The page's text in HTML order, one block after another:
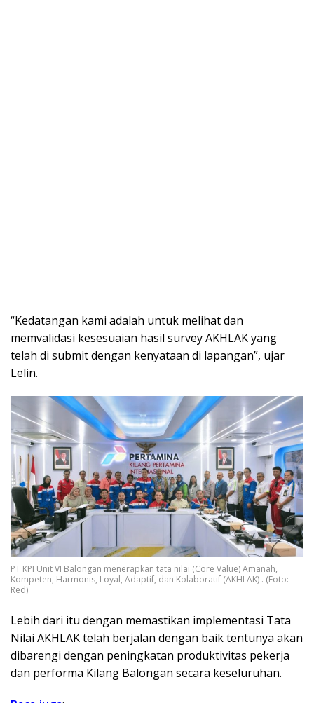
“Kedatangan kami adalah untuk melihat dan
memvalidasi kesesuaian hasil survey AKHLAK yang
telah di submit dengan kenyataan di lapangan”, ujar
Lelin.
PT KPI Unit VI Balongan menerapkan tata nilai (Core Value) Amanah,
Kompeten, Harmonis, Loyal, Adaptif, dan Kolaboratif (AKHLAK) . (Foto:
Red)
Lebih dari itu dengan memastikan implementasi Tata
Nilai AKHLAK telah berjalan dengan baik tentunya akan
dibarengi dengan peningkatan produktivitas pekerja
dan performa Kilang Balongan secara keseluruhan.